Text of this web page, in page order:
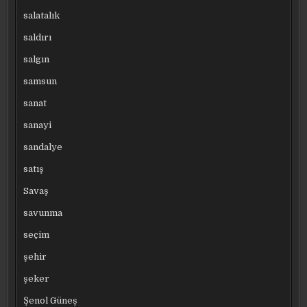
salatalık
saldırı
salgın
samsun
sanat
sanayi
sandalye
satış
Savaş
savunma
seçim
şehir
şeker
Şenol Güneş